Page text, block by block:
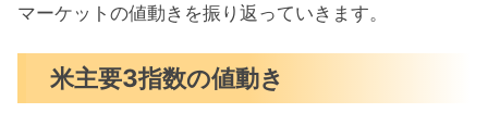
米国市場のトピックス
ガソリン価格の低下でPPIは前月比横ば
い
マーケットの値動きを振り返っていきます。
米主要3指数の値動き